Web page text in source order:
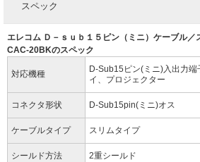
スペック
エレコム Ｄ－ｓｕｂ１５ピン（ミニ）ケーブル／
CAC-20BKのスペック
対応機種
D-Sub15ピン(ミニ)入出力
イ、プロジェクター
コネクタ形状 D-Sub15pin(ミニ)オス
ケーブルタイプ スリムタイプ
シールド方法 2重シールド